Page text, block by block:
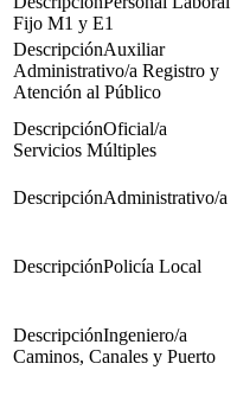
Fijo M1 y E1
Auxiliar
Administrativo/a Registro y
Atención al Público
Oficial/a
Servicios Múltiples
Administrativo/a
Policía Local
Ingeniero/a
Caminos, Canales y Puerto